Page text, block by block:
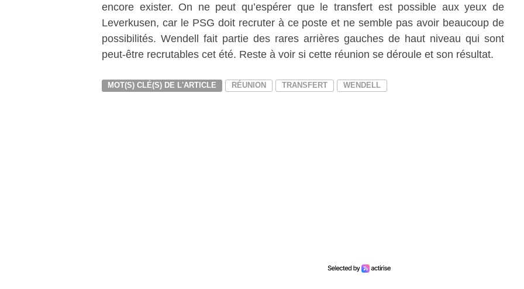
encore exister. On ne peut qu’espérer que le transfert est possible aux yeux de
Leverkusen, car le PSG doit recruter à ce poste et ne semble pas avoir beaucoup de
possibilités. Wendell fait partie des rares arrières gauches de haut niveau qui sont
peut-être recrutables cet été. Reste à voir si cette réunion se déroule et son résultat.
MOT(S) CLÉ(S) DE L'ARTICLE RÉUNION TRANSFERT WENDELL